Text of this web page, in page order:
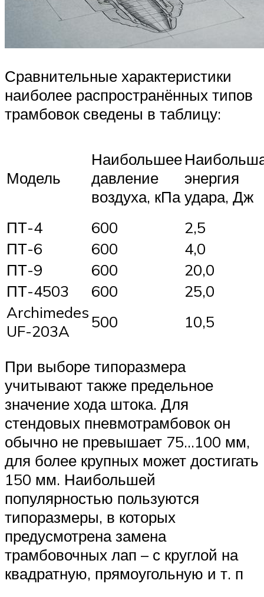
Сравнительные характеристики
наиболее распространённых типов
трамбовок сведены в таблицу:
Модель
Наибольшее
давление
воздуха, кПа
энергия
удара, Дж
ПТ-4
600
2,5
ПТ-6
600
4,0
ПТ-9
600
20,0
ПТ-4503
600
25,0
Archimedes
UF-203A
500 10,5
При выборе типоразмера
учитывают также предельное
значение хода штока. Для
стендовых пневмотрамбовок он
обычно не превышает 75…100 мм,
для более крупных может достигать
150 мм. Наибольшей
популярностью пользуются
типоразмеры, в которых
предусмотрена замена
трамбовочных лап – с круглой на
квадратную, прямоугольную и т. п